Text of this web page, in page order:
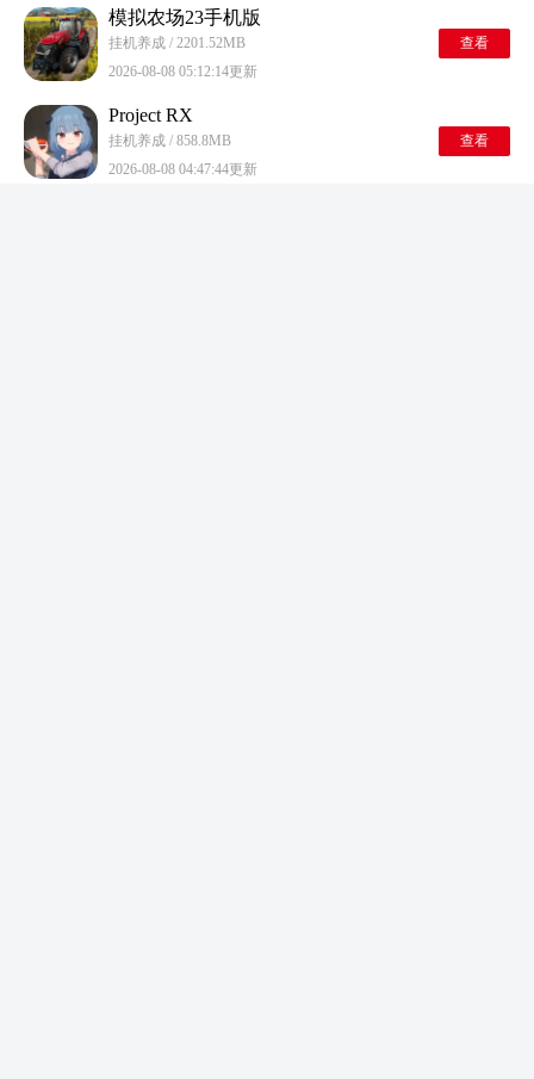
模拟农场23手机版
挂机养成 / 2201.52MB
2026-08-08 05:12:14更新
查看
Project RX
挂机养成 / 858.8MB
2026-08-08 04:47:44更新
查看